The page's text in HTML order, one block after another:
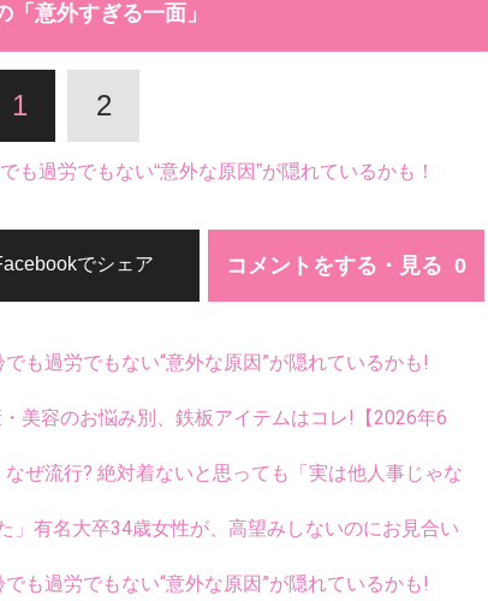
意外すぎる一面」
1 2
過労でもない“意外な原因”が隠れているかも！
コメントをする・見る
でシェア
も過労でもない“意外な原因”が隠れているかも!
美容のお悩み別、鉄板アイテムはコレ!【2026年6
ぜ流行? 絶対着ないと思っても「実は他人事じゃな
有名大卒34歳女性が、高望みしないのにお見合い
も過労でもない“意外な原因”が隠れているかも!